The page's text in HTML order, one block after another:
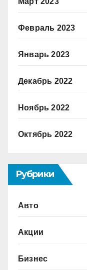
Февраль 2023
Январь 2023
Декабрь 2022
Ноябрь 2022
Октябрь 2022
Рубрики
Авто
Акции
Бизнес